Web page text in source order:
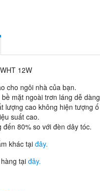
12W
cho ngôi nhà của bạn.
mặt ngoài trơn láng dễ
lượng cao không hiện tượng
suất cao.
đến 80% so với đèn dây tóc.
khác tạiđây.
hàng tạiđây.